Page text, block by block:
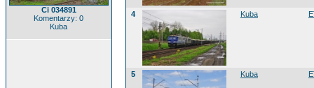
Ci 034891
Komentarzy: 0
Kuba
4 Kuba
5 Kuba